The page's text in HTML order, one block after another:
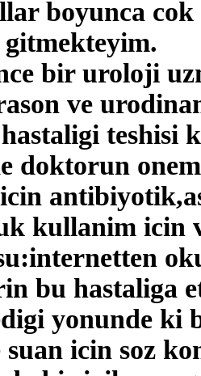
boyunca
gitmekteyim.
bir uroloji
ve
hastaligi teshisi
doktorun
kullanim icin
bu hastaliga
yonunde ki
suan icin soz